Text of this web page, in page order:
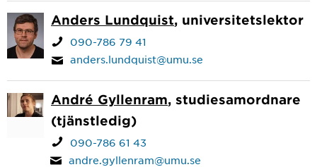
Anders Lundquist, universitetslektor
090-786 79 41
anders.lundquist@umu.se
André Gyllenram, studiesamordnare
(tjänstledig)
090-786 61 43
andre.gyllenram@umu.se